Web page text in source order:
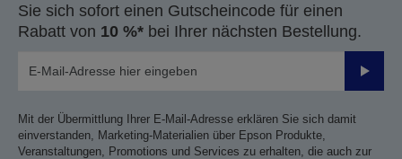
Sie sich sofort einen Gutscheincode für einen
Rabatt von 10 %* bei Ihrer nächsten Bestellung.
Mit der Übermittlung Ihrer E-Mail-Adresse erklären Sie sich damit
einverstanden, Marketing-Materialien über Epson Produkte,
Veranstaltungen, Promotions und Services zu erhalten, die auch zur